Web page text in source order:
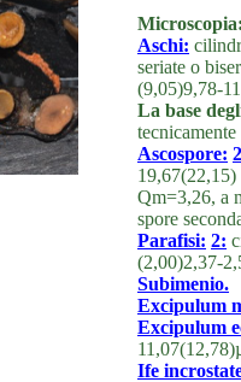
Aschi:
seriate o
(9,05)9,78-
La base
Ascospore:
Qm=3,26, a
spore
Parafisi: 2:
(2,00)2,37-
Subimenio.
Excipulum
Excipulum
Ife